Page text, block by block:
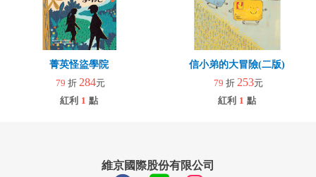
菁英怪盜學院
79 折 284元
紅利 1 點
信小弟的大冒險(二版)
79 折 253元
紅利 1 點
維京國際股份有限公司